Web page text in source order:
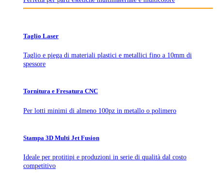
Taglio Laser
Taglio e piega di materiali plastici e metallici fino a 10mm di
spessore
Tornitura e Fresatura CNC
Per lotti minimi di almeno 100pz in metallo o polimero
Stampa 3D Multi Jet Fusion
Ideale per protitipi e produzioni in serie di qualità dal costo
competitivo